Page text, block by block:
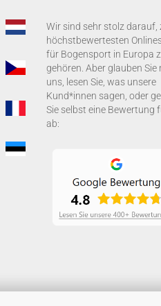
Wir sind sehr stolz darauf,
höchstbewertesten
für Bogensport in Europa
gehören. Aber glauben Sie
uns, lesen Sie, was unsere
Kund*innen sagen, oder
Sie selbst eine Bewertung
ab: